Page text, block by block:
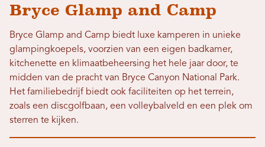
Bryce Glamp and Camp
Bryce Glamp and Camp biedt luxe kamperen in unieke
glampingkoepels, voorzien van een eigen badkamer,
kitchenette en klimaatbeheersing het hele jaar door, te
midden van de pracht van Bryce Canyon National Park.
Het familiebedrijf biedt ook faciliteiten op het terrein,
zoals een discgolfbaan, een volleybalveld en een plek om
sterren te kijken.